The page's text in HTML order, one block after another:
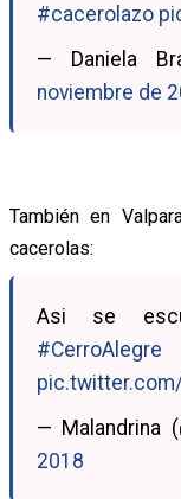
#cacerolazo
— Daniela
noviembre de
También en
cacerolas:
Asi se
#CerroAlegre
— Malandrina
2018